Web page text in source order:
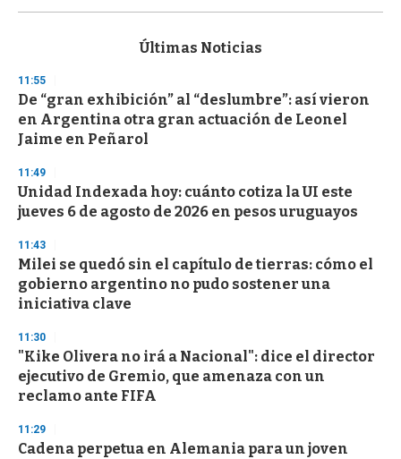
s
d
s
o
f
3
s
e
c
o
d
s
Últimas Noticias
11:55
De “gran exhibición” al “deslumbre”: así vieron
en Argentina otra gran actuación de Leonel
Jaime en Peñarol
11:49
Unidad Indexada hoy: cuánto cotiza la UI este
jueves 6 de agosto de 2026 en pesos uruguayos
11:43
Milei se quedó sin el capítulo de tierras: cómo el
gobierno argentino no pudo sostener una
iniciativa clave
11:30
"Kike Olivera no irá a Nacional": dice el director
ejecutivo de Gremio, que amenaza con un
reclamo ante FIFA
11:29
Cadena perpetua en Alemania para un joven